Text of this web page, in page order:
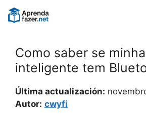
Pular
para
Como saber se
inteligente tem
Última actualización:
Autor: cwyfi